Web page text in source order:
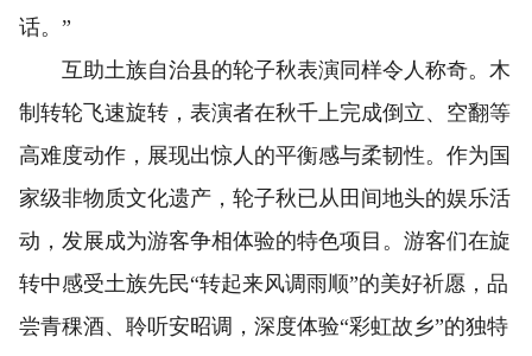
话。”
互助土族自治县的轮子秋表演同样令人称奇。木
制转轮飞速旋转，表演者在秋千上完成倒立、空翻等
高难度动作，展现出惊人的平衡感与柔韧性。作为国
家级非物质文化遗产，轮子秋已从田间地头的娱乐活
动，发展成为游客争相体验的特色项目。游客们在旋
转中感受土族先民“转起来风调雨顺”的美好祈愿，品
尝青稞酒、聆听安昭调，深度体验“彩虹故乡”的独特